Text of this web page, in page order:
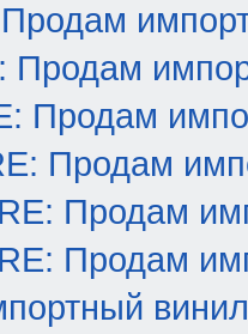
Продам
Продам
Продам
RE: Продам
RE: Продам
винил